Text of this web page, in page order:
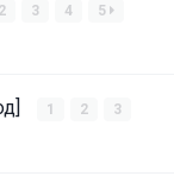
2 3 4 5
1 2 3